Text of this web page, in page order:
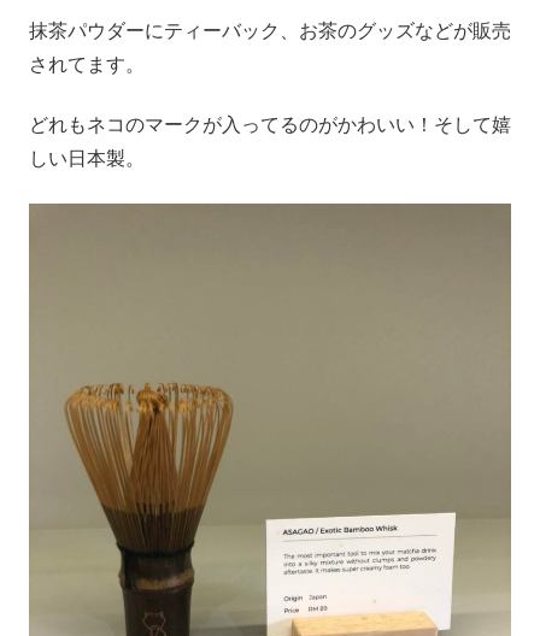
抹茶パウダーにティーバック、お茶のグッズなどが販売
されてます。
どれもネコのマークが入ってるのがかわいい！そして嬉
しい日本製。